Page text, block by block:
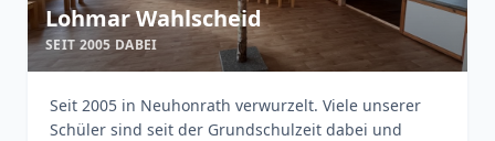
Lohmar Wahlscheid
SEIT 2005 DABEI
Seit 2005 in Neuhonrath verwurzelt. Viele unserer
Schüler sind seit der Grundschulzeit dabei und